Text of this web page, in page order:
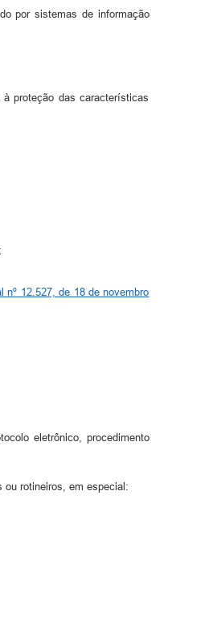
por sistemas de informação
proteção das características
nº 12.527, de 18 de novembro
eletrônico, procedimento
ou rotineiros, em especial: